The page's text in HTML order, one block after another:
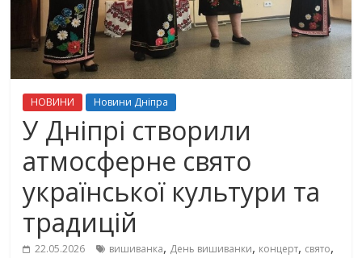
НОВИНИ Новини Дніпра
У Дніпрі створили
атмосферне свято
української культури та
традицій
22.05.2026 вишиванка, День вишиванки, концерт, свято,